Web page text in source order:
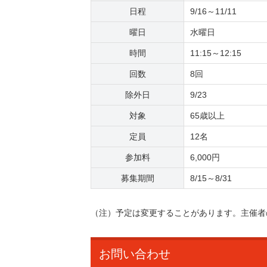
日程 9/16～11/11
曜日 水曜日
時間 11:15～12:15
回数 8回
除外日 9/23
対象 65歳以上
定員 12名
参加料 6,000円
募集期間 8/15～8/31
（注）予定は変更することがあります。主催
お問い合わせ